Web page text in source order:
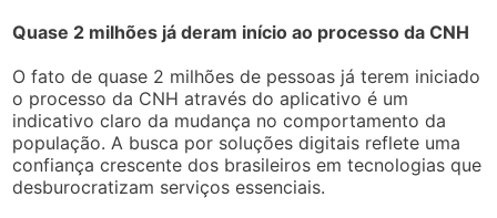
Quase 2 milhões já deram início ao processo da CNH
O fato de quase 2 milhões de pessoas já terem iniciado
o processo da CNH através do aplicativo é um
indicativo claro da mudança no comportamento da
população. A busca por soluções digitais reflete uma
confiança crescente dos brasileiros em tecnologias que
desburocratizam serviços essenciais.